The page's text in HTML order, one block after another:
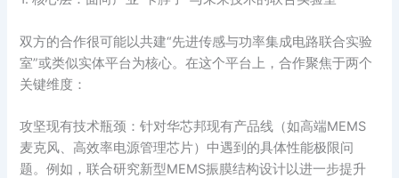
双方的合作很可能以共建“先进传感与功率集成电路联合实验
室”或类似实体平台为核心。在这个平台上，合作聚焦于两个
关键维度：
攻坚现有技术瓶颈：针对华芯邦现有产品线（如高端MEMS
麦克风、高效率电源管理芯片）中遇到的具体性能极限问
题。例如，联合研究新型MEMS振膜结构设计以进一步提升